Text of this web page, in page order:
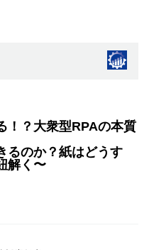
！？大衆型RPAの本質
るのか？紙はどうす
解く〜